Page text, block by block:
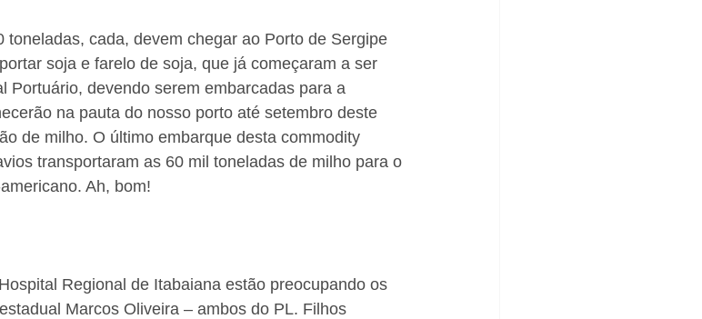
toneladas, cada, devem chegar ao Porto de Sergipe
soja e farelo de soja, que já começaram a ser
Portuário, devendo serem embarcadas para a
na pauta do nosso porto até setembro deste
de milho. O último embarque desta commodity
transportaram as 60 mil toneladas de milho para o
Ah, bom!
Regional de Itabaiana estão preocupando os
Marcos Oliveira – ambos do PL. Filhos